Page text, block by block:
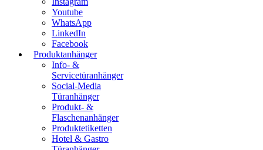
Youtube
WhatsApp
LinkedIn
Facebook
Produktanhänger
Info- &
Servicetüranhänger
Social-Media
Türanhänger
Produkt- &
Flaschenanhänger
Produktetiketten
Hotel & Gastro